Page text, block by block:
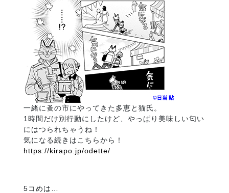
一緒に蚤の市にやってきた多恵と猫氏。
1時間だけ別行動にしたけど、やっぱり美味しい匂い
にはつられちゃうね！
気になる続きはこちらから！
https://kirapo.jp/odette/
5コめは…